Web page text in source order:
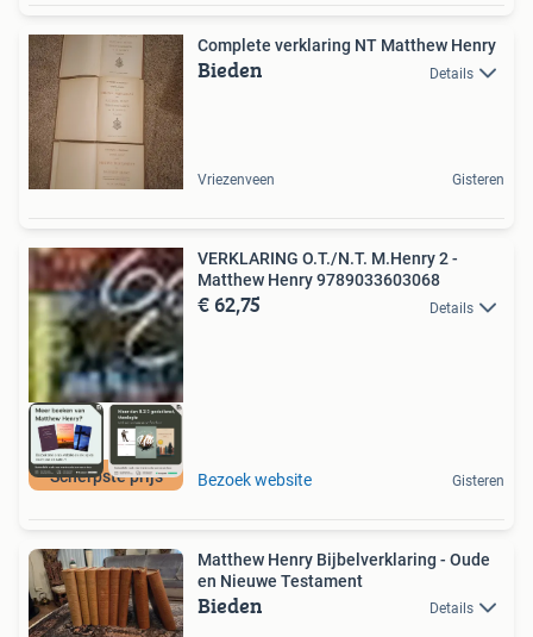
Complete verklaring NT Matthew Henry
Bieden Details
Vriezenveen Gisteren
Scherpste prijs
VERKLARING O.T./N.T. M.Henry 2 -
Matthew Henry 9789033603068
€ 62,75 Details
Bezoek website Gisteren
Matthew Henry Bijbelverklaring - Oude
en Nieuwe Testament
Bieden Details